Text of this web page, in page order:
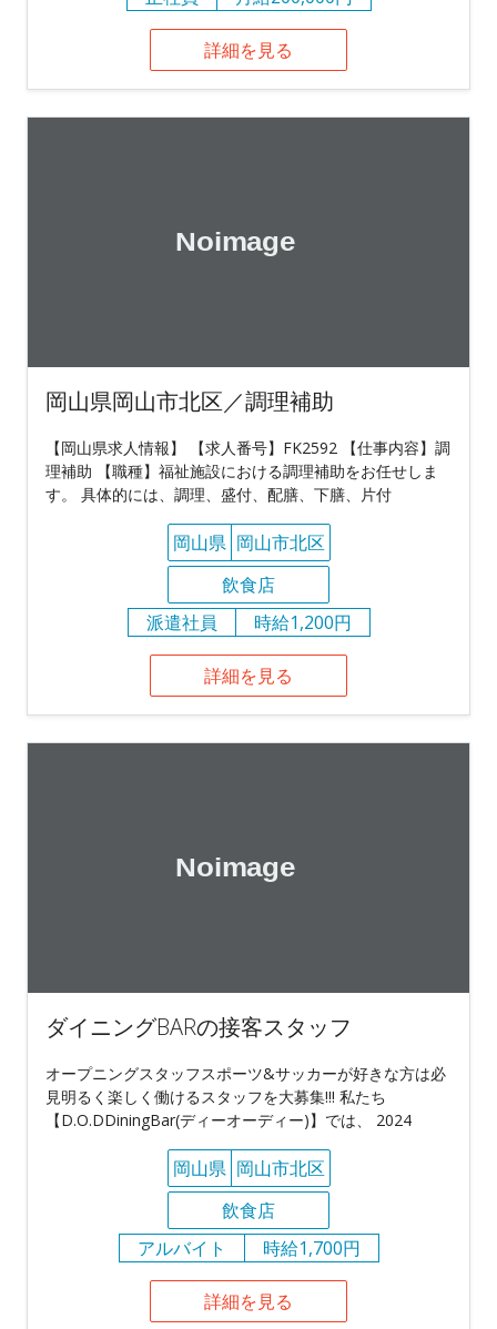
詳細を見る
岡山県岡山市北区／調理補助
【岡山県求人情報】 【求人番号】FK2592 【仕事内容】調
理補助 【職種】福祉施設における調理補助をお任せしま
す。 具体的には、調理、盛付、配膳、下膳、片付
岡山県 岡山市北区
飲食店
派遣社員
時給1,200円
詳細を見る
ダイニングBARの接客スタッフ
オープニングスタッフスポーツ&サッカーが好きな方は必
見明るく楽しく働けるスタッフを大募集!!! 私たち
【D.O.DDiningBar(ディーオーディー)】では、 2024
岡山県 岡山市北区
飲食店
アルバイト
時給1,700円
詳細を見る